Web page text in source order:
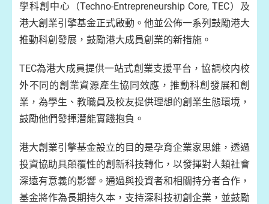
學科創中心（Techno-Entrepreneurship Core, TEC）及
港大創業引擎基金正式啟動。他並公佈一系列鼓勵港大
推動科創發展，鼓勵港大成員創業的新措施。
TEC為港大成員提供一站式創業支援平台，協調校内校
外不同的創業資源產生協同效應，推動科創發展和創
業，為學生、教職員及校友提供理想的創業生態環境，
鼓勵他們發揮潛能實踐抱負。
港大創業引擎基金設立的目的是孕育企業家思維，透過
投資協助具顛覆性的創新科技轉化，以發揮對人類社會
深遠有意義的影響。通過與投資者和相關持分者合作，
基金將作為長期持久本，支持深科技初創企業，並鼓勵